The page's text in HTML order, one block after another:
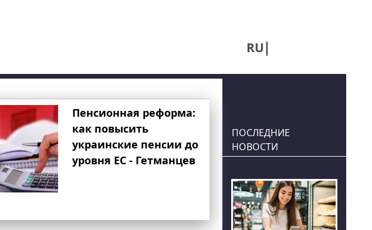
RU
Пенсионная реформа:
как повысить
украинские пенсии до
уровня ЕС - Гетманцев
ПОСЛЕДНИЕ
НОВОСТИ